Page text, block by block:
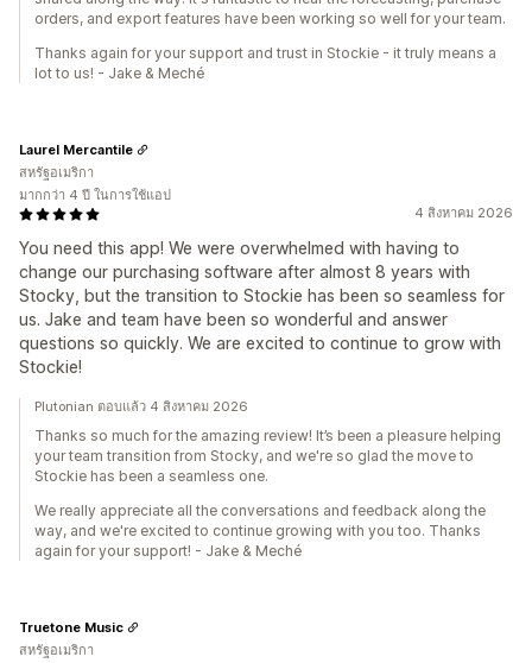
orders, and export features have been working so well for your team.
Thanks again for your support and trust in Stockie - it truly means a
lot to us! - Jake & Meché
4 สิงหาคม 2026
You need this app! We were overwhelmed with having to
change our purchasing software after almost 8 years with
Stocky, but the transition to Stockie has been so seamless for
us. Jake and team have been so wonderful and answer
questions so quickly. We are excited to continue to grow with
Stockie!
Laurel Mercantile
สหรัฐอเมริกา
มากกว่า 4 ปี ในการใช้แอป
Plutonian ตอบแล้ว 4 สิงหาคม 2026
Thanks so much for the amazing review! It’s been a pleasure helping
your team transition from Stocky, and we're so glad the move to
Stockie has been a seamless one.
We really appreciate all the conversations and feedback along the
way, and we're excited to continue growing with you too. Thanks
again for your support! - Jake & Meché
Truetone Music
สหรัฐอเมริกา